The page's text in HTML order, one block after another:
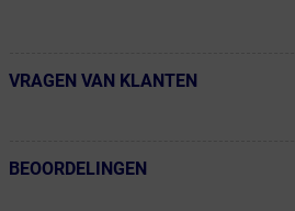
← Terug naar productnavigatie
VRAGEN VAN KLANTEN
← Terug naar productnavigatie
BEOORDELINGEN